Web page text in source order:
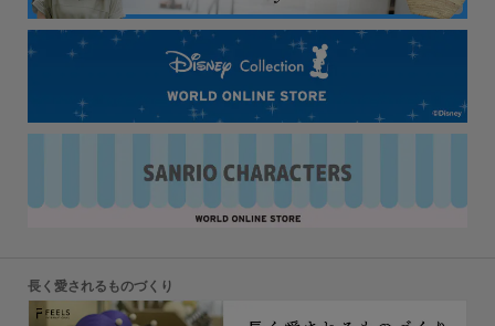
長く愛されるものづくり